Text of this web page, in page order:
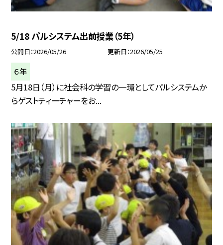
5/18 パルシステム出前授業（5年）
公開日 2026/05/26 更新日 2026/05/25
６年
5月18日（月）に社会科の学習の一環としてパルシステムか
らゲストティーチャーをお...